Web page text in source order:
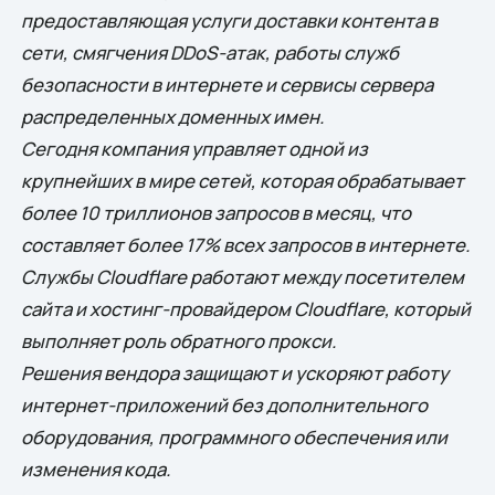
предоставляющая услуги доставки контента в
сети, смягчения DDoS-атак, работы служб
безопасности в интернете и сервисы сервера
распределенных доменных имен.
Сегодня компания управляет одной из
крупнейших в мире сетей, которая обрабатывает
более 10 триллионов запросов в месяц, что
составляет более 17% всех запросов в интернете.
Службы Cloudflare работают между посетителем
сайта и хостинг-провайдером Cloudflare, который
выполняет роль обратного прокси.
Решения вендора защищают и ускоряют работу
интернет-приложений без дополнительного
оборудования, программного обеспечения или
изменения кода.